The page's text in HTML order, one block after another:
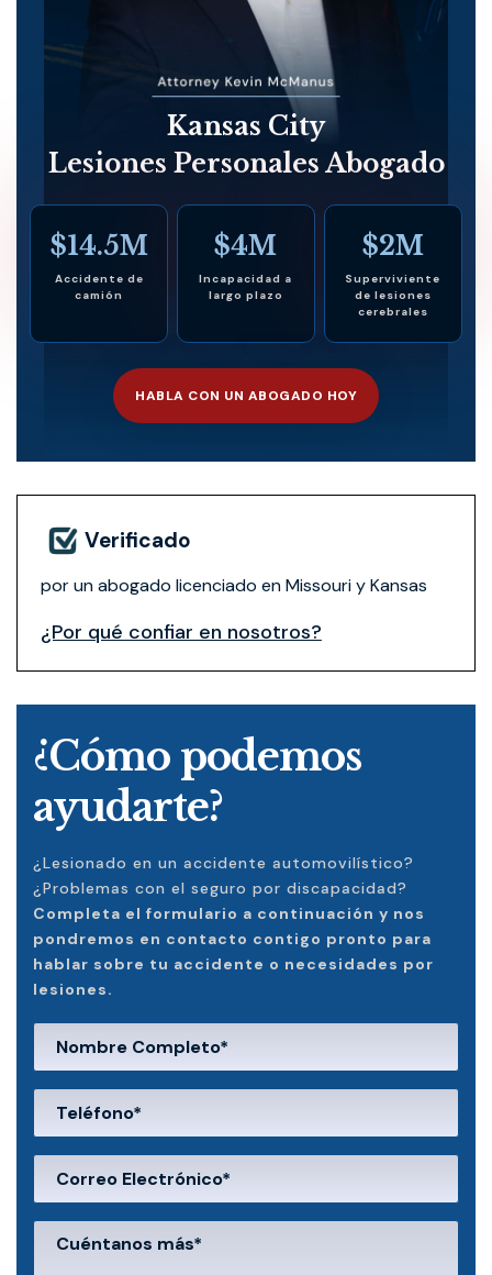
Kansas City
Lesiones Personales Abogado
$14.5M
Accidente de
camión
$4M
Incapacidad a
largo plazo
$2M
Superviviente
de lesiones
cerebrales
HABLA CON UN ABOGADO HOY
Verificado
por un abogado licenciado en Missouri y Kansas
¿Por qué confiar en nosotros?
¿Cómo podemos
ayudarte?
¿Lesionado en un accidente automovilístico?
¿Problemas con el seguro por discapacidad?
Completa el formulario a continuación y nos
pondremos en contacto contigo pronto para
hablar sobre tu accidente o necesidades por
lesiones.